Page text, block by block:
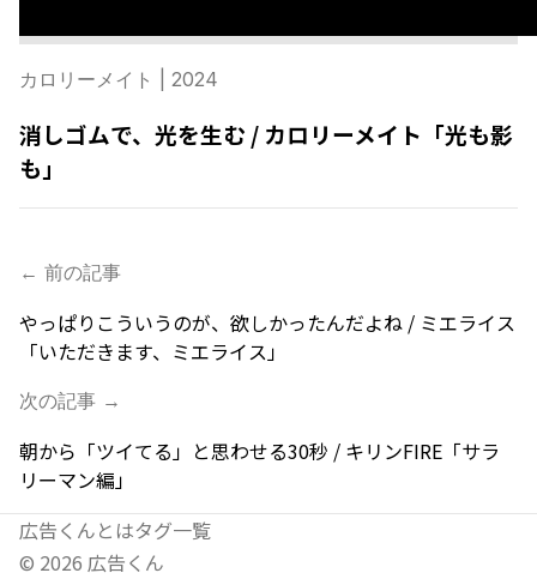
カロリーメイト | 2024
消しゴムで、光を生む / カロリーメイト「光も影
も」
← 前の記事
やっぱりこういうのが、欲しかったんだよね / ミエライス
「いただきます、ミエライス」
次の記事 →
朝から「ツイてる」と思わせる30秒 / キリンFIRE「サラ
リーマン編」
広告くんとはタグ一覧
© 2026 広告くん